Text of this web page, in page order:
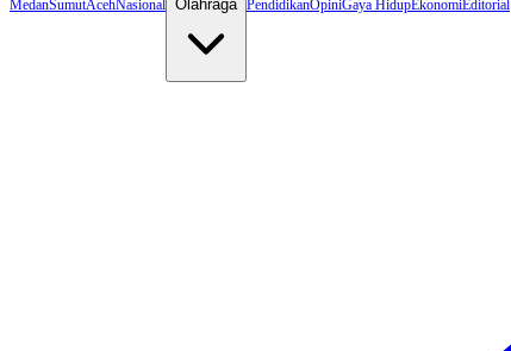
MedanSumutAcehNasional Olahraga PendidikanOpiniGaya HidupEkonomiEditorial